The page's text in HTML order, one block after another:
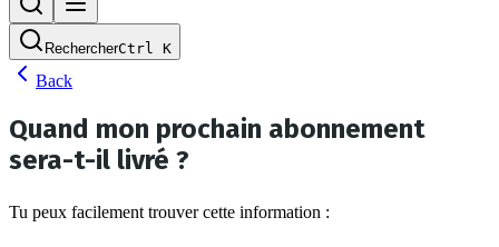
RechercherCtrl K
Back
Quand mon prochain abonnement
sera-t-il livré ?
Tu peux facilement trouver cette information :